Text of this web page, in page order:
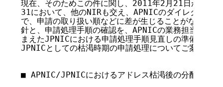
現在、そのためこの件に関し、2011年2月21日から香
31において、他のNIRも交え、APNICのダイレクトメ
で、申請の取り扱い順などに差が生じることがないよ
針と、申請処理手順の確認を、APNICの業務担当者と
まえたJPNICにおける申請処理手順見直しの準備を進
JPNICとしての枯渇時期の申請処理についてご案内さ
■ APNIC/JPNICにおけるアドレス枯渇後の分配方式変